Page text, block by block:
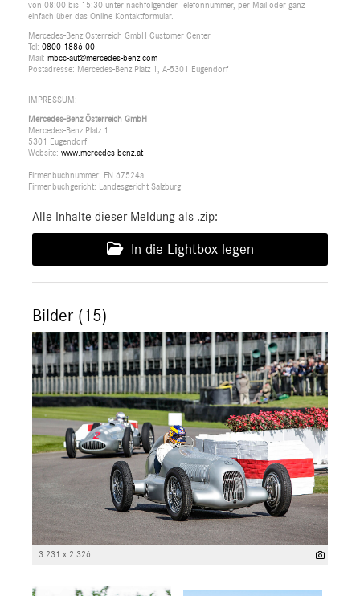
von 08:00 bis 15:30 unter nachfolgender Telefonnummer, per Mail oder ganz
einfach über das Online Kontaktformular.
Mercedes-Benz Österreich GmbH Customer Center
Tel: 0800 1886 00
Mail: mbcc-aut@mercedes-benz.com
Postadresse: Mercedes-Benz Platz 1, A-5301 Eugendorf
IMPRESSUM:
Mercedes-Benz Österreich GmbH
Mercedes-Benz Platz 1
5301 Eugendorf
Website: www.mercedes-benz.at
Firmenbuchnummer: FN 67524a
Firmenbuchgericht: Landesgericht Salzburg
Alle Inhalte dieser Meldung als .zip:
In die Lightbox legen
Bilder (15)
3 231 x 2 326